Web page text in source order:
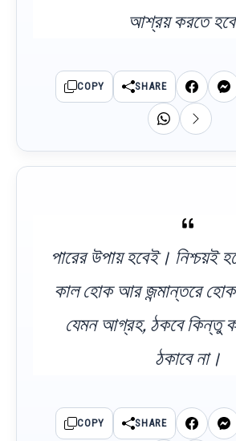
আশ্রয় করতে
COPY SHARE
পারের উপায় হবেই।
কাল হোক আর জন্মান্তরে
যেমন আগ্রহ, ঠকবে কিন্তু
ঠকাবে না।
COPY SHARE